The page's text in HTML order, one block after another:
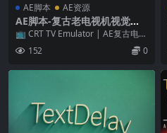
AE脚本 AE资源
AE脚本-复古老电视机视觉特
效 CRT TV Emulator 1.0.0 +
使用教程
📺 CRT TV Emulator | AE复古电视
152 0